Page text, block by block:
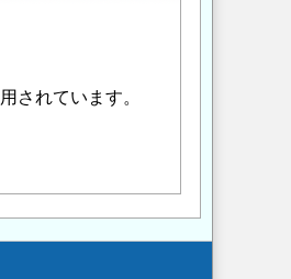
されています。